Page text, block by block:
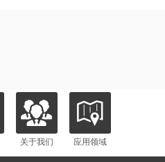
关于我们 应用领域